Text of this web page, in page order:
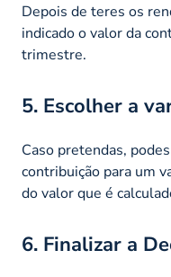
Depois de teres os
indicado o valor da
trimestre.
5. Escolher a
Caso pretendas,
contribuição para um
do valor que é
6. Finalizar a